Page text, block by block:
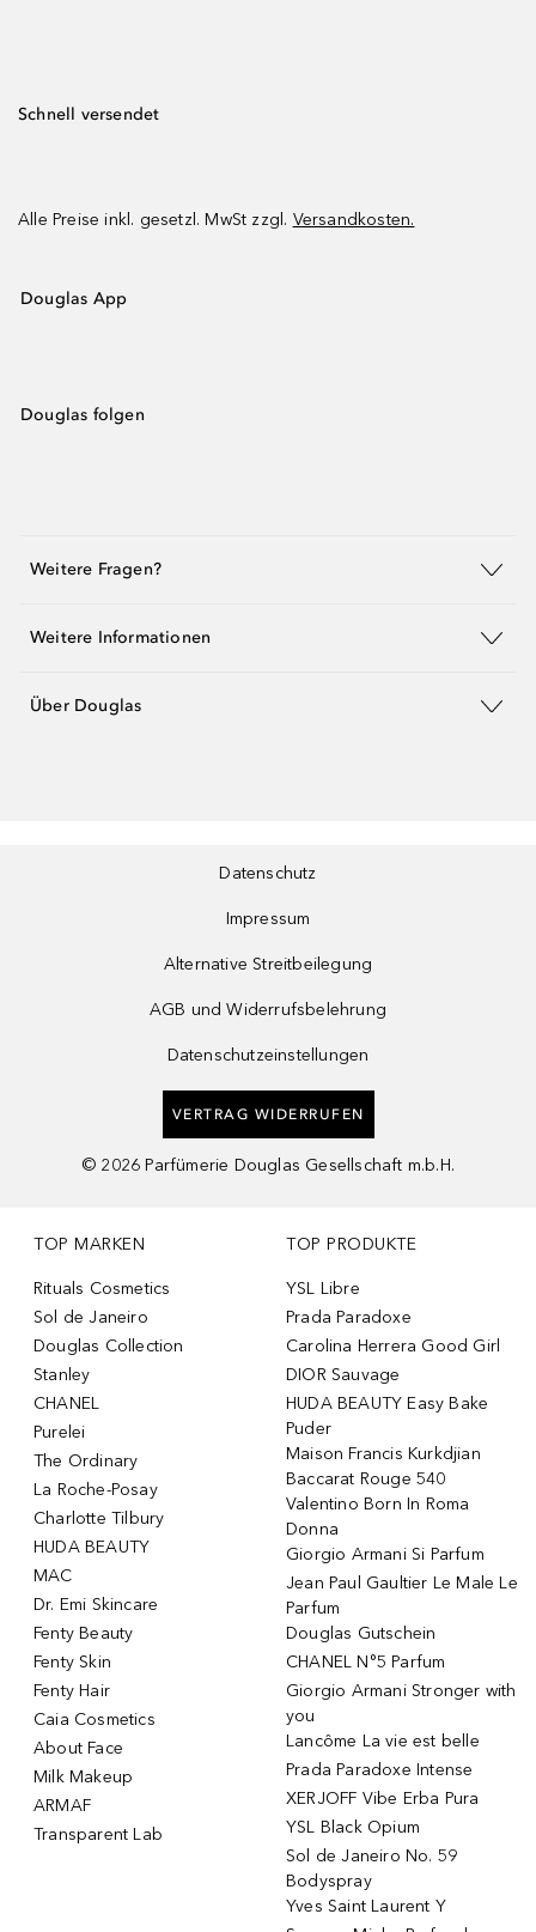
Schnell versendet
Alle Preise inkl. gesetzl. MwSt zzgl. Versandkosten.
Douglas App
Douglas folgen
Weitere Fragen?
Weitere Informationen
Über Douglas
Datenschutz
Impressum
Alternative Streitbeilegung
AGB und Widerrufsbelehrung
Datenschutzeinstellungen
VERTRAG WIDERRUFEN
© 2026 Parfümerie Douglas Gesellschaft m.b.H.
TOP MARKEN
Rituals Cosmetics
Sol de Janeiro
Douglas Collection
Stanley
CHANEL
Purelei
The Ordinary
La Roche-Posay
Charlotte Tilbury
HUDA BEAUTY
MAC
Dr. Emi Skincare
Fenty Beauty
Fenty Skin
Fenty Hair
Caia Cosmetics
About Face
Milk Makeup
ARMAF
Transparent Lab
TOP PRODUKTE
YSL Libre
Prada Paradoxe
Carolina Herrera Good Girl
DIOR Sauvage
HUDA BEAUTY Easy Bake
Puder
Maison Francis Kurkdjian
Baccarat Rouge 540
Valentino Born In Roma
Donna
Giorgio Armani Si Parfum
Jean Paul Gaultier Le Male Le
Parfum
Douglas Gutschein
CHANEL N°5 Parfum
Giorgio Armani Stronger with
you
Lancôme La vie est belle
Prada Paradoxe Intense
XERJOFF Vibe Erba Pura
YSL Black Opium
Sol de Janeiro No. 59
Bodyspray
Yves Saint Laurent Y